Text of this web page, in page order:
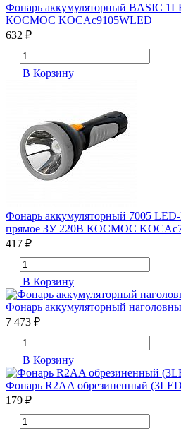
Фонарь аккумуляторный BASIC
КОСМОС KOCAc9105WLED
632 ₽
В Корзину
Фонарь аккумуляторный 7005
прямое ЗУ 220В КОСМОС
417 ₽
В Корзину
Фонарь аккумуляторный
7 473 ₽
В Корзину
Фонарь R2AA обрезиненный
179 ₽